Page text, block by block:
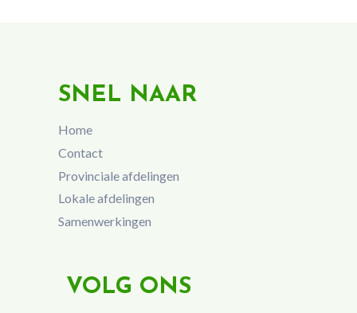
SNEL NAAR
Home
Contact
Provinciale afdelingen
Lokale afdelingen
Samenwerkingen
VOLG ONS